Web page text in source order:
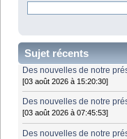
Sujet récents
Des nouvelles de notre
[03 août 2026 à 15:20:30]
Des nouvelles de notre
[03 août 2026 à 07:45:53]
Des nouvelles de notre